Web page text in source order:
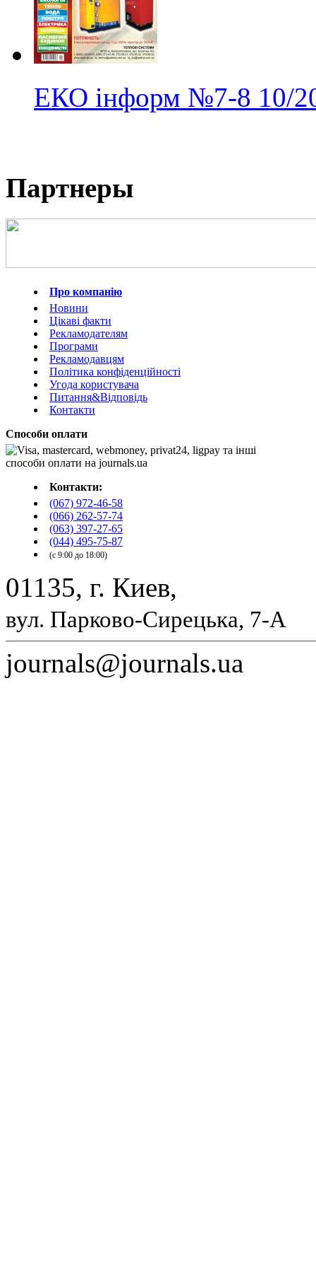
ЕКО інформ №7-8 10/
Партнеры
Про компанію
Новини
Цікаві факти
Рекламодателям
Програми
Рекламодавцям
Політика конфіденційності
Угода користувача
Питання&Відповідь
Контакти
Способи оплати
Контакти:
(067) 972-46-58
(066) 262-57-74
(063) 397-27-65
(044) 495-75-87
(с 9:00 до 18:00)
01135, г. Киев,
вул. Парково-Сирецька, 7-А
journals@journals.ua